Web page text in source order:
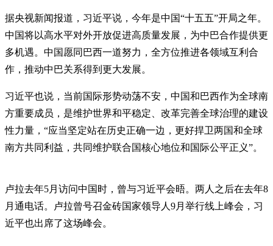
据央视新闻报道，习近平说，今年是中国“十五五”开局之年。
中国将以高水平对外开放促进高质量发展，为中巴合作提供更
多机遇。中国愿同巴西一道努力，全方位推进各领域互利合
作，推动中巴关系得到更大发展。
习近平也说，当前国际形势动荡不安，中国和巴西作为全球南
方重要成员，是维护世界和平稳定、改革完善全球治理的建设
性力量，“应当坚定站在历史正确一边，更好捍卫两国和全球
南方共同利益，共同维护联合国核心地位和国际公平正义”。
卢拉去年5月访问中国时，曾与习近平会晤。两人之后在去年8
月通电话。卢拉曾号召金砖国家领导人9月举行线上峰会，习
近平也出席了这场峰会。